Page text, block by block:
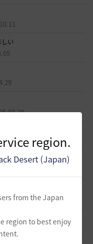
region.
Desert (Japan)
from the Japan
region to best enjoy
い
2025.03.20
熱気も欲しい
2024.06.17